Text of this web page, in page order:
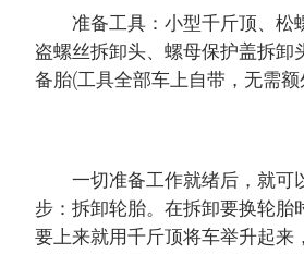
准备工具：小型千斤顶、松
盗螺丝拆卸头、螺母保护盖拆卸
备胎(工具全部车上自带，无需额
一切准备工作就绪后，就可
步：拆卸轮胎。在拆卸要换轮胎
要上来就用千斤顶将车举升起来